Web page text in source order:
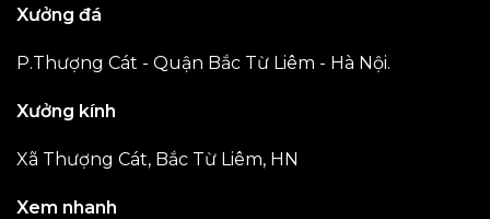
Xưởng đá
P.Thượng Cát - Quận Bắc Từ Liêm - Hà Nội.
Xưởng kính
Xã Thượng Cát, Bắc Từ Liêm, HN
Xem nhanh